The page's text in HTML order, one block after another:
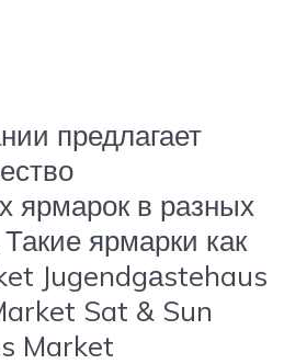
предлагает
ярмарок в разных
Такие ярмарки как
Jugendgаstehaus
Sat & Sun
Market